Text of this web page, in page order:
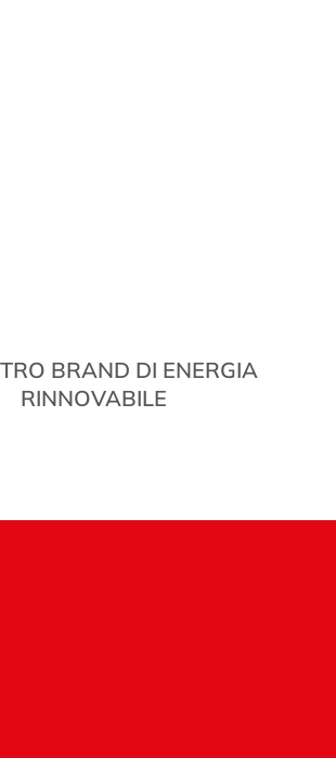
BRAND DI ENERGIA
RINNOVABILE